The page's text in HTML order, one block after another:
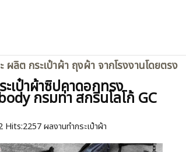
ผลิต กระเป๋าผ้า ถุงผ้า จากโรงงานโดยตรง
เป๋าผ้าซิปคาดอกทรง
กรมท่า สกรีนโลโก้ GC
Hits:2257 ผลงานทำกระเป๋าผ้า